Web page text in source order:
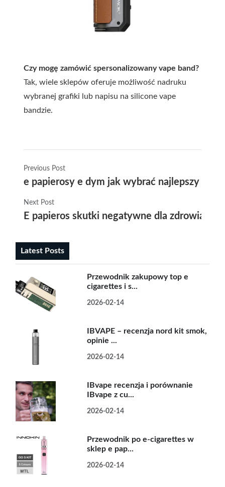
Czy mogę zamówić spersonalizowany vape band?
Tak, wiele sklepów oferuje możliwość nadruku
wybranej grafiki lub napisu na silicone vape
bandzie.
Previous Post
e papierosy e dym jak wybrać najlepszy
Next Post
E papieros skutki negatywne dla zdrowia
Latest Posts
Przewodnik zakupowy top e
cigarettes i s...
2026-02-14
IBVAPE – recenzja nord kit smok,
opinie ...
2026-02-14
IBvape recenzja i porównanie
IBvape z cu...
2026-02-14
Przewodnik po e-cigarettes w
sklep e pap...
2026-02-14